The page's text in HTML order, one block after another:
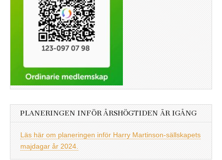
PLANERINGEN INFÖR ÅRSHÖGTIDEN ÄR IGÅNG
Läs här om planeringen inför Harry Martinson-sällskapets
majdagar år 2024.